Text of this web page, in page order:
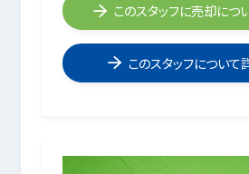
このスタッフに売却につ
このスタッフについて